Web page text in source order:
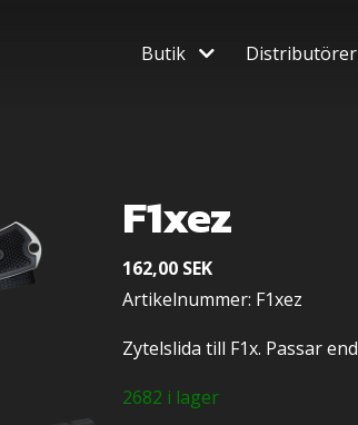
Butik
F1xez
162,00 SEK
Artikelnummer: F1xez
Zytelslida till F1x. Passar
2682 i lager